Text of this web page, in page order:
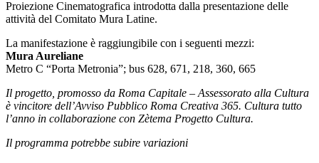
Proiezione Cinematografica introdotta dalla presentazione delle
attività del Comitato Mura Latine.
La manifestazione è raggiungibile con i seguenti mezzi:
Mura Aureliane
Metro C “Porta Metronia”; bus 628, 671, 218, 360, 665
Il progetto, promosso da Roma Capitale – Assessorato alla Cultura
è vincitore dell’Avviso Pubblico Roma Creativa 365. Cultura tutto
l’anno in collaborazione con Zètema Progetto Cultura.
Il programma potrebbe subire variazioni